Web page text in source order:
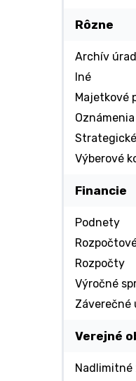
Rôzne
Archív
Iné
Majetkové
Výberové
Financie
Podnety
Rozpočty
Výročné
Záverečné
Verejné
Nadlimitné